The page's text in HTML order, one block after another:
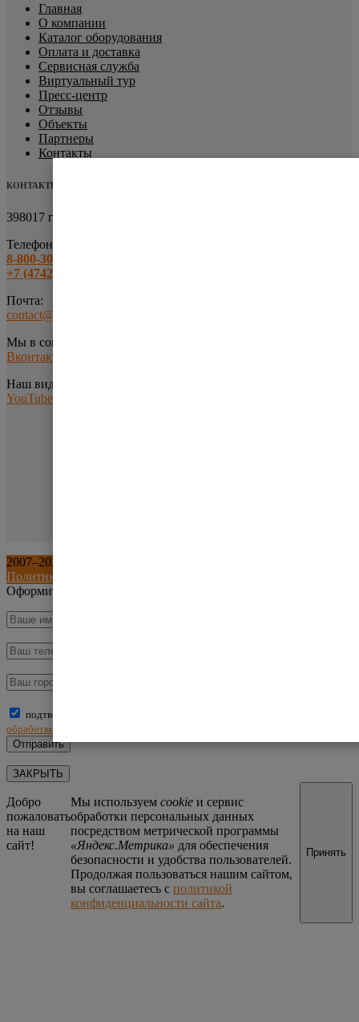
Главная
О компании
Каталог оборудования
Оплата и доставка
Сервисная служба
Виртуальный тур
Пресс-центр
Отзывы
Объекты
Партнеры
Контакты
КОНТАКТЫ
398017 г.Липецк
Телефоны:
8-800-301-63-10
+7 (4742) 43-17-43
Почта:
contact@uliss-sklad.ru
Мы в соц.сетях:
Вконтакте
Наш видео-канал:
YouTube
2007–2026
Политика обработки персональных данных
Оформить заказ
подтверждаю, что ознакомлен(а) и принимаю условия
обработки персональных данных
ЗАКРЫТЬ
Добро
пожаловать
на наш
сайт!
Мы используем cookie и сервис
обработки персональных данных
посредством метрической программы
«Яндекс.Метрика» для обеспечения
безопасности и удобства пользователей.
Продолжая пользоваться нашим сайтом,
вы соглашаетесь с политикой
конфиденциальности сайта.
Принять